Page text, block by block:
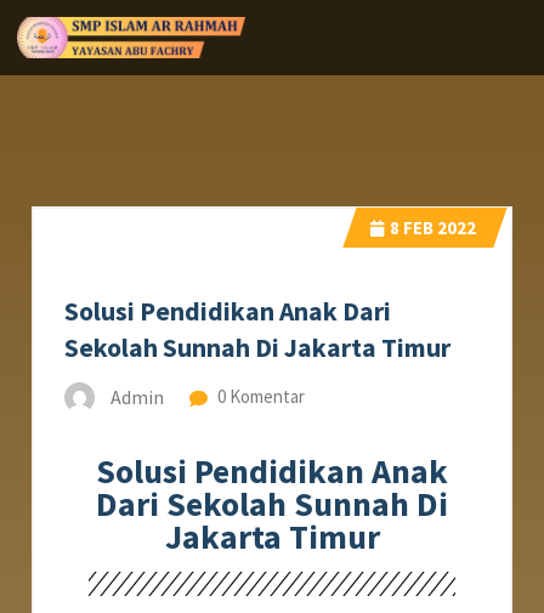
Solusi Pendidikan Anak Dari
Sekolah Sunnah Di Jakarta Timur
8 FEB 2022
Admin 0 Komentar
Solusi Pendidikan Anak
Dari Sekolah Sunnah Di
Jakarta Timur